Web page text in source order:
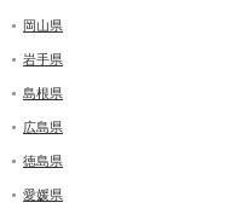
岡山県
岩手県
島根県
広島県
徳島県
愛媛県